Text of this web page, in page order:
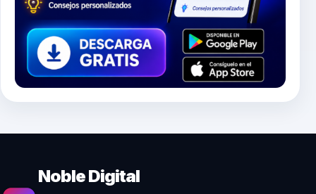
Noble Digital